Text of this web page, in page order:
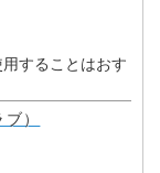
することはおす
）